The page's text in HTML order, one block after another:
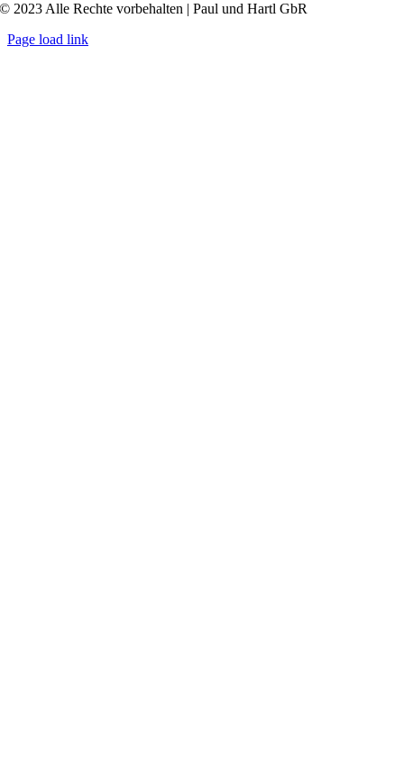
© 2023 Alle Rechte vorbehalten | Paul und Hartl GbR
Page load link